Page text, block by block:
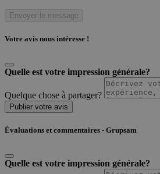
Envoyer le message
Votre avis nous intéresse !
Quelle est votre impression générale?
Quelque chose à partager?
Publier votre avis
Évaluations et commentaires - Grupsam
Quelle est votre impression générale?